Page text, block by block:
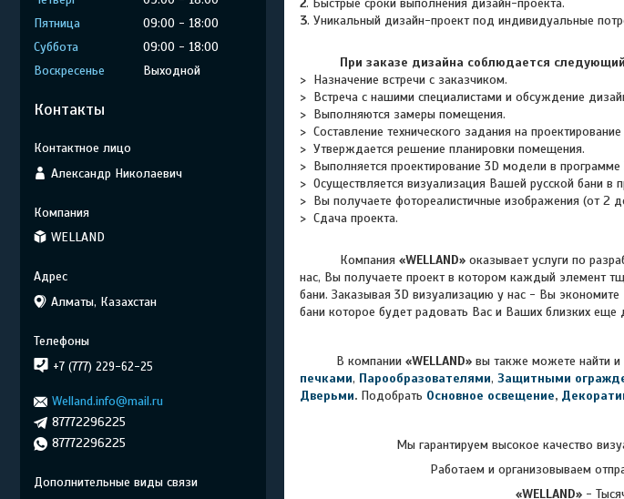
2. Быстрые сроки выполнения дизайн-проекта.
3. Уникальный дизайн-проект под индивидуальные
При заказе дизайна соблюдается
> Назначение встречи с заказчиком.
> Встреча с нашими специалистами и обсуждение
> Выполняются замеры помещения.
> Составление технического задания на
> Утверждается решение планировки помещения.
> Выполняется проектирование 3D модели в программе
> Осуществляется визуализация Вашей русской бани в
> Вы получаете фотореалистичные изображения (от 2
> Сдача проекта.
Компания «WELLAND» оказывает услуги по
нас, Вы получаете проект в котором каждый элемент
бани. Заказывая 3D визуализацию у нас - Вы
бани которое будет радовать Вас и Ваших близких еще
В компании «WELLAND» вы также можете найти и
печками, Парообразователями, Защитными
Дверьми. Подобрать Основное освещение,
Мы гарантируем высокое качество
Работаем и организовываем
«WELLAND»-
Пятница
09:00
18:00
Суббота
09:00
18:00
Воскресенье
Выходной
Контакты
Александр Николаевич
WELLAND
Алматы, Казахстан
+7 (777) 229-62-25
Welland.info@mail.ru
87772296225
87772296225